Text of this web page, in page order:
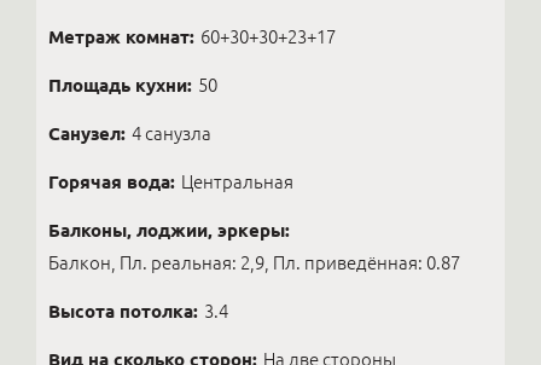
Метраж комнат: 60+30+30+23+17
Площадь кухни: 50
Санузел: 4 санузла
Горячая вода: Центральная
Балконы, лоджии, эркеры:
Балкон, Пл. реальная: 2,9, Пл. приведённая: 0.87
Высота потолка: 3.4
Вид на сколько сторон: На две стороны